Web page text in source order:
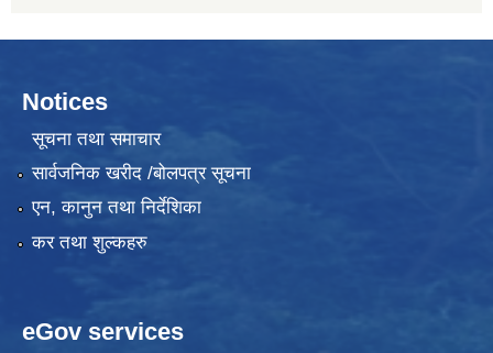
Notices
सूचना तथा समाचार
सार्वजनिक खरीद /बोलपत्र सूचना
एन, कानुन तथा निर्देशिका
कर तथा शुल्कहरु
eGov services